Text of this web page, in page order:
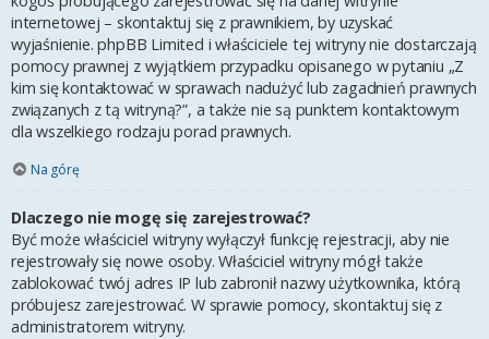
internetowej – skontaktuj się z prawnikiem, by uzyskać
wyjaśnienie. phpBB Limited i właściciele tej witryny nie dostarczają
pomocy prawnej z wyjątkiem przypadku opisanego w pytaniu „Z
kim się kontaktować w sprawach nadużyć lub zagadnień prawnych
związanych z tą witryną?”, a także nie są punktem kontaktowym
dla wszelkiego rodzaju porad prawnych.
Na górę
Dlaczego nie mogę się zarejestrować?
Być może właściciel witryny wyłączył funkcję rejestracji, aby nie
rejestrowały się nowe osoby. Właściciel witryny mógł także
zablokować twój adres IP lub zabronił nazwy użytkownika, którą
próbujesz zarejestrować. W sprawie pomocy, skontaktuj się z
administratorem witryny.